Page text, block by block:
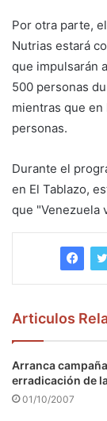
Por otra parte,
Nutrias estará
que impulsarán
500 personas
mientras que en
personas.
Durante el
en El Tablazo,
que "Venezuela
Articulos
Arranca
erradicación de
01/10/2007